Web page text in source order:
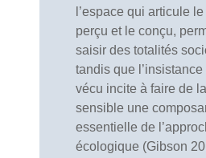
l’espace qui articule
perçu et le conçu,
saisir des totalités
tandis que l’insistance
vécu incite à faire de
sensible une
essentielle de
écologique (Gibson